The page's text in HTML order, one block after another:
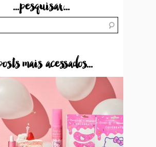
...pesquisar...
mais acessados...